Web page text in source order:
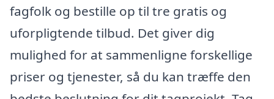
fagfolk og bestille op til tre gratis og
uforpligtende tilbud. Det giver dig
mulighed for at sammenligne forskellige
priser og tjenester, så du kan træffe den